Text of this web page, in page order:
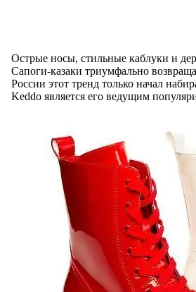
Острые носы, стильные каблуки и
Сапоги-казаки триумфально
России этот тренд только начал
Keddo является его ведущим